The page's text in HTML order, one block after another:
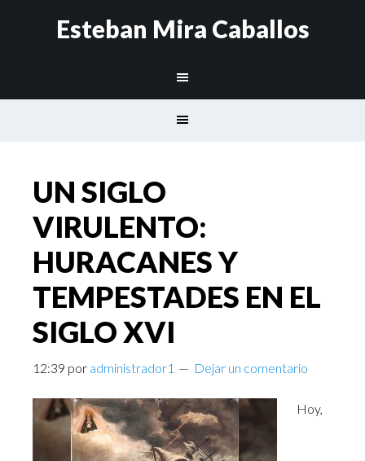
Esteban Mira Caballos
UN SIGLO
VIRULENTO:
HURACANES Y
TEMPESTADES EN EL
SIGLO XVI
12:39 por administrador1 Dejar un comentario
Hoy,